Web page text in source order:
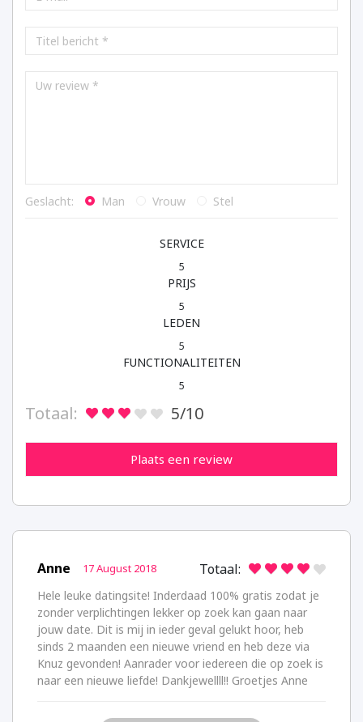
Geslacht: Man Vrouw Stel
SERVICE
5
PRIJS
5
LEDEN
5
FUNCTIONALITEITEN
5
Totaal: 5/10
Plaats een review
Anne 17 August 2018 Totaal:
Hele leuke datingsite! Inderdaad 100% gratis zodat je
zonder verplichtingen lekker op zoek kan gaan naar
jouw date. Dit is mij in ieder geval gelukt hoor, heb
sinds 2 maanden een nieuwe vriend en heb deze via
Knuz gevonden! Aanrader voor iedereen die op zoek is
naar een nieuwe liefde! Dankjewellll!! Groetjes Anne